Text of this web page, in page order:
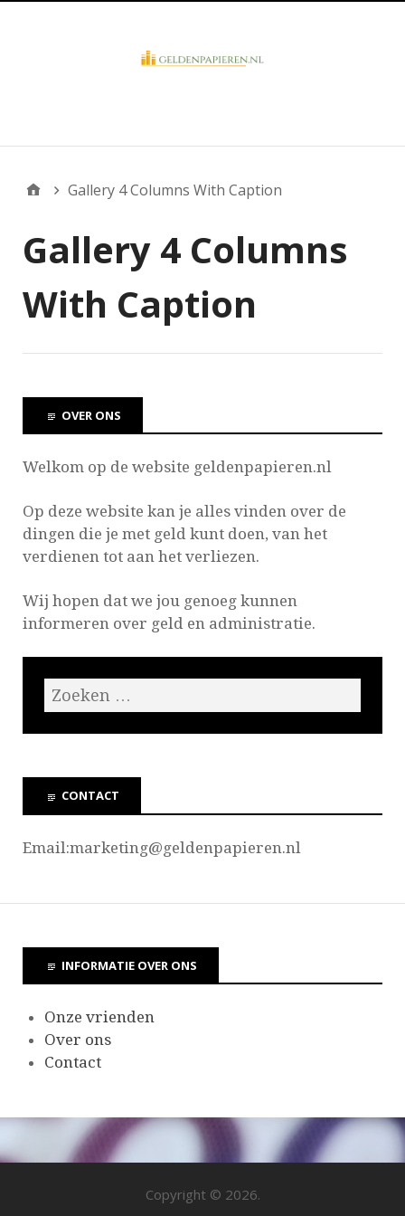
Gallery 4 Columns With Caption
Gallery 4 Columns
With Caption
OVER ONS
Welkom op de website geldenpapieren.nl
Op deze website kan je alles vinden over de
dingen die je met geld kunt doen, van het
verdienen tot aan het verliezen.
Wij hopen dat we jou genoeg kunnen
informeren over geld en administratie.
CONTACT
Email:marketing@geldenpapieren.nl
INFORMATIE OVER ONS
Onze vrienden
Over ons
Contact
Copyright © 2026.